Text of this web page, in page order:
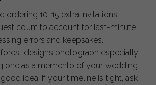
ordering 10-15 extra invitations
count to account for last-minute
errors and keepsakes.
designs photograph especially
one as a memento of your wedding
idea. If your timeline is tight, ask